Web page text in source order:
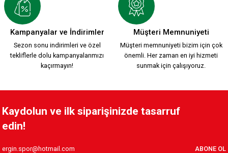
KARŞIYAKA NAKIŞ LOGO KIRMIZI POLAR FERMUARLI
1.749,90 TL
KARŞIYAKA TRİBÜN PAMUKLU SWEATSHIRT Y.
Kampanyalar ve İndirimler
Sezon sonu indirimleri ve özel
tekliflerle dolu kampanyalarımızı
kaçırmayın!
Müşteri Memnuniyeti
Müşteri memnuniyeti bizim için çok
önemli. Her zaman en iyi hizmeti
sunmak için çalışıyoruz.
Kaydolun ve ilk siparişinizde tasarruf
edin!
ABONE OL